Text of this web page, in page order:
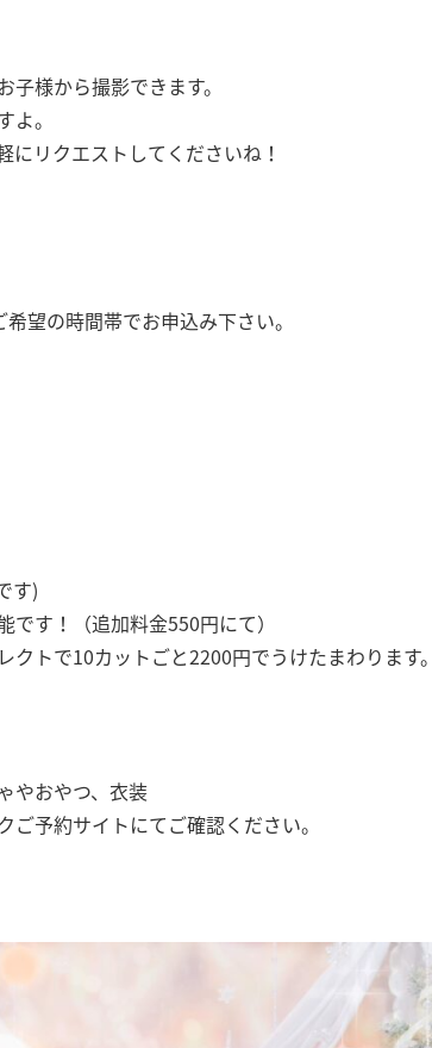
様から撮影できます。
。
リクエストしてくださいね！
望の時間帯でお申込み下さい。
す)
す！（追加料金550円にて）
トで10カットごと2200円でうけたまわります
やおやつ、衣装
予約サイトにてご確認ください。